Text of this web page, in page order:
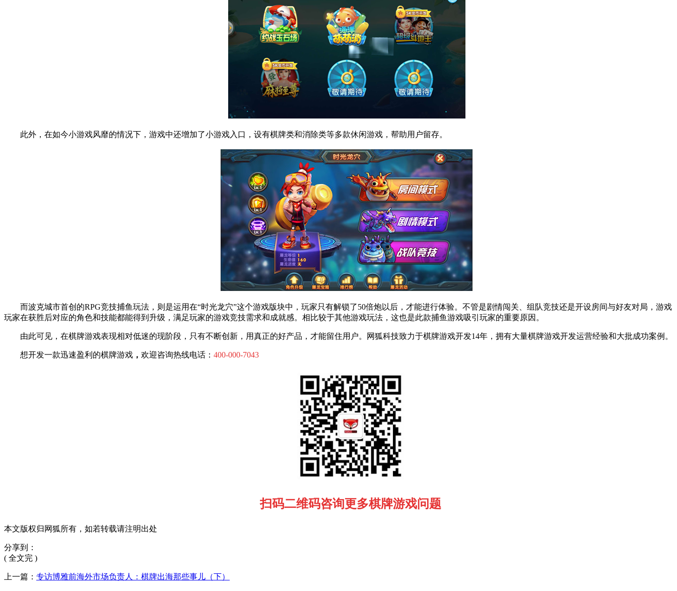
此外，在如今小游戏风靡的情况下，游戏中还增加了小游戏入口，设有棋牌类和消除类等多款休闲游戏，帮助用户留存。
而波克城市首创的RPG竞技捕鱼玩法，则是运用在“时光龙穴”这个游戏版块中，玩家只有解锁了50倍炮以后，才能进行体验。不管是剧情闯关、组队竞技还是开设房间与好友对局，游戏
玩家在获胜后对应的角色和技能都能得到升级，满足玩家的游戏竞技需求和成就感。相比较于其他游戏玩法，这也是此款捕鱼游戏吸引玩家的重要原因。
由此可见，在棋牌游戏表现相对低迷的现阶段，只有不断创新，用真正的好产品，才能留住用户。 网狐科技致力于棋牌游戏开发14年，拥有大量棋牌游戏开发运营经验和大批成功案例。
想开发一款迅速盈利的棋牌游戏 ， 欢迎咨询热线电话： 400-000-7043
扫码二维码咨询更多棋牌游戏问题
本文版权归网狐所有，如若转载请注明出处
分享到：
( 全文完 )
上一篇： 专访博雅前海外市场负责人：棋牌出海那些事儿（下）